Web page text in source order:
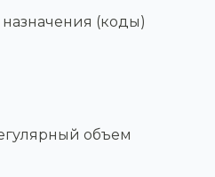
(коды)
объем